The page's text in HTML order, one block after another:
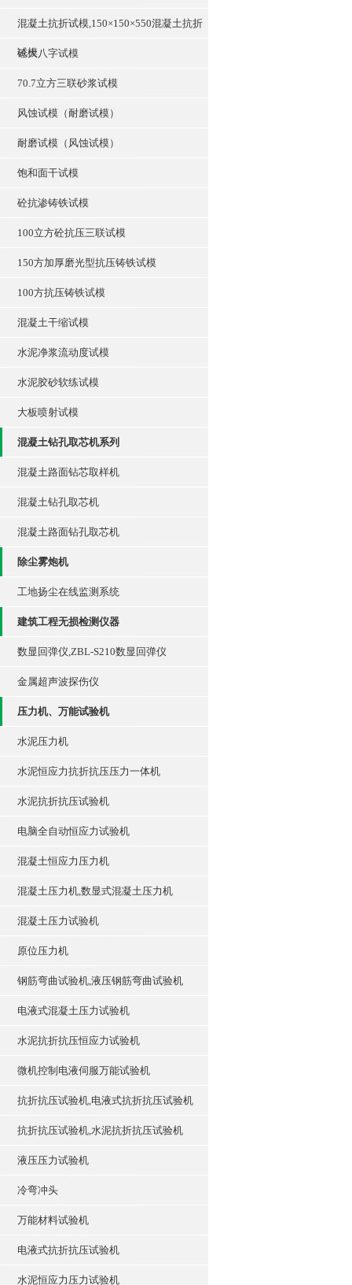
混凝土抗折试模,150×150×550混凝土抗折
试模
砼大八字试模
70.7立方三联砂浆试模
风蚀试模（耐磨试模）
耐磨试模（风蚀试模）
饱和面干试模
砼抗渗铸铁试模
100立方砼抗压三联试模
150方加厚磨光型抗压铸铁试模
100方抗压铸铁试模
混凝土干缩试模
水泥净浆流动度试模
水泥胶砂软练试模
大板喷射试模
混凝土钻孔取芯机系列
混凝土路面钻芯取样机
混凝土钻孔取芯机
混凝土路面钻孔取芯机
除尘雾炮机
工地扬尘在线监测系统
建筑工程无损检测仪器
数显回弹仪,ZBL-S210数显回弹仪
金属超声波探伤仪
压力机、万能试验机
水泥压力机
水泥恒应力抗折抗压压力一体机
水泥抗折抗压试验机
电脑全自动恒应力试验机
混凝土恒应力压力机
混凝土压力机,数显式混凝土压力机
混凝土压力试验机
原位压力机
钢筋弯曲试验机,液压钢筋弯曲试验机
电液式混凝土压力试验机
水泥抗折抗压恒应力试验机
微机控制电液伺服万能试验机
抗折抗压试验机,电液式抗折抗压试验机
抗折抗压试验机,水泥抗折抗压试验机
液压压力试验机
冷弯冲头
万能材料试验机
电液式抗折抗压试验机
水泥恒应力压力试验机